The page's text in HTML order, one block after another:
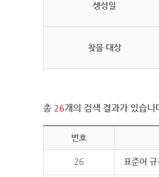
생성일
찾을 대상
총 26개의 검색 결과가 있습니
번호
26 표준어